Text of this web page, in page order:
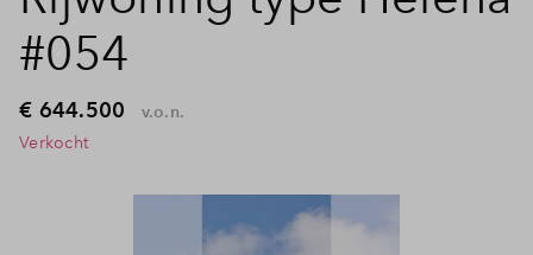
#054
€ 644.500
v.o.n.
Verkocht